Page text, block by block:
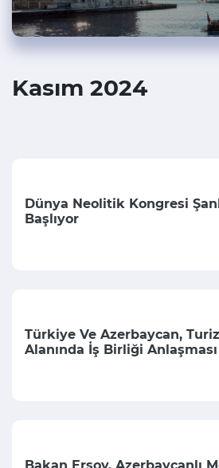
Kasım 2024
Dünya Neolitik Kongresi
Başlıyor
Türkiye Ve Azerbaycan,
Alanında İş Birliği